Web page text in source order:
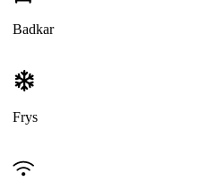
Badkar
Frys